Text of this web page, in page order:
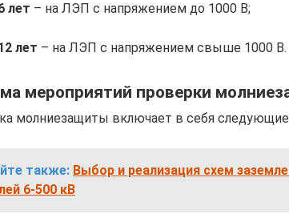
лет – на ЛЭП с напряжением до 1000 В;
лет – на ЛЭП с напряжением свыше 1000 В.
мероприятий проверки
молниезащиты включает в себя
также: Выбор и реализация схем
6-500 кВ